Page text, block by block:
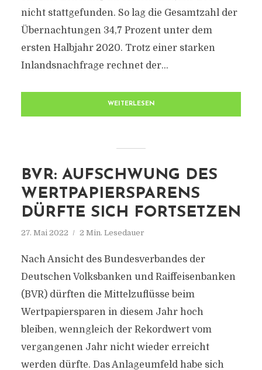
nicht stattgefunden. So lag die Gesamtzahl der
Übernachtungen 34,7 Prozent unter dem
ersten Halbjahr 2020. Trotz einer starken
Inlandsnachfrage rechnet der...
WEITERLESEN
BVR: AUFSCHWUNG DES
WERTPAPIERSPARENS
DÜRFTE SICH FORTSETZEN
27. Mai 2022 2 Min. Lesedauer
Nach Ansicht des Bundesverbandes der
Deutschen Volksbanken und Raiffeisenbanken
(BVR) dürften die Mittelzuflüsse beim
Wertpapiersparen in diesem Jahr hoch
bleiben, wenngleich der Rekordwert vom
vergangenen Jahr nicht wieder erreicht
werden dürfte. Das Anlageumfeld habe sich